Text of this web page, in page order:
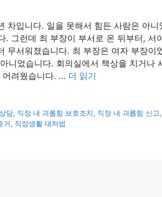
차입니다. 일을 못해서 힘든 사람은 아
. 그런데 최 부장이 부서로 온 뒤부터, 서
무서워졌습니다. 최 부장은 여자 부장이
니었습니다. 회의실에서 책상을 치거나
어려웠습니다. … 더 읽기
담, 직장 내 괴롭힘 보호조치, 직장 내 괴롭힘 신고,
거, 직장생활 대처법